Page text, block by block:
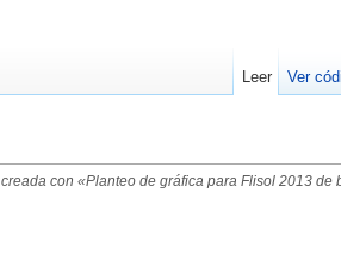
con «Planteo de gráfica para Flisol 2013 de
Leer Ver